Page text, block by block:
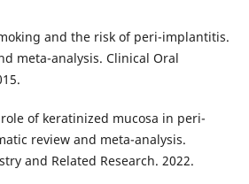
and the risk of peri-implantitis.
meta-analysis. Clinical Oral
of keratinized mucosa in peri-
review and meta-analysis.
and Related Research. 2022.